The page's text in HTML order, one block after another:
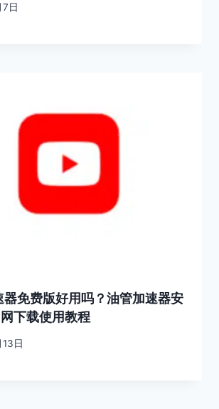
日
器免费版好用吗？油管加速器安
下载使用教程
日